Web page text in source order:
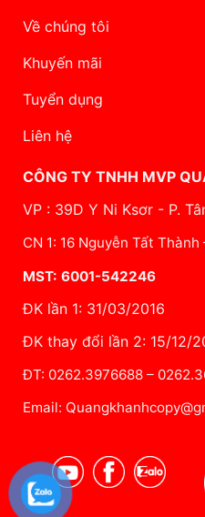
Về chúng tôi
Khuyến mãi
Tuyển dụng
Liên hệ
CÔNG TY TNHH MVP
VP : 39D Y Ni Ksơr - P.
CN 1: 16 Nguyễn Tất
MST: 6001-542246
ĐK lần 1: 31/03/2016
ĐK thay đổi lần 2: 15/12/
ĐT: 0262.3976688 –
Email: